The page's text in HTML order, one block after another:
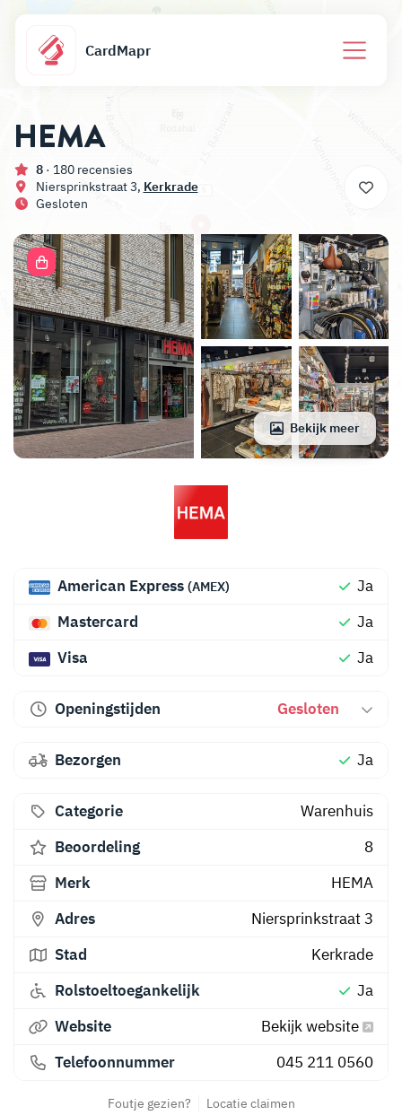
CardMapr
HEMA
8 · 180 recensies
Niersprinkstraat 3, Kerkrade
Gesloten
Bekijk meer
American Express (AMEX)
Ja
Mastercard
Ja
Visa
Ja
Openingstijden Gesloten
Bezorgen Ja
Categorie
Warenhuis
Beoordeling
8
Merk
HEMA
Adres
Niersprinkstraat 3
Stad
Kerkrade
Rolstoeltoegankelijk
Ja
Website
Bekijk website
Telefoonnummer
045 211 0560
Foutje gezien? Locatie claimen